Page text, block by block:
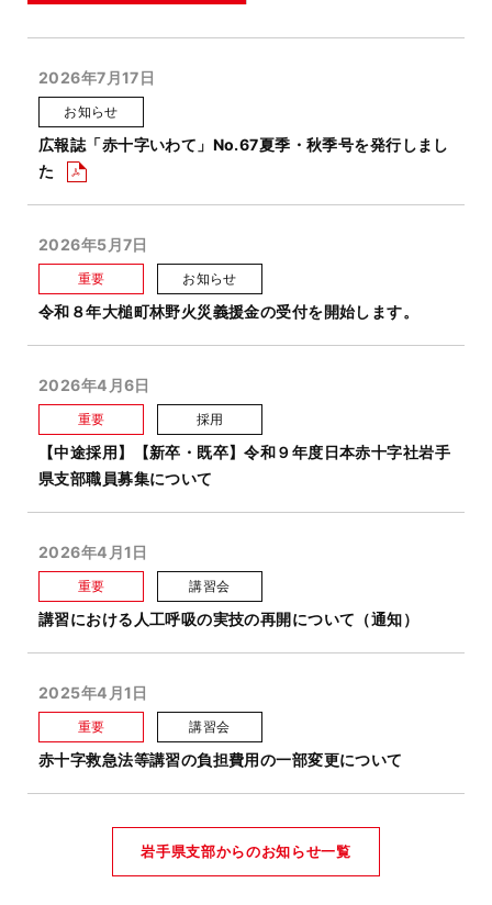
2026年7月17日
お知らせ
広報誌「赤十字いわて」No.67夏季・秋季号を発行しまし
た
2026年5月7日
重要 お知らせ
令和８年大槌町林野火災義援金の受付を開始します。
2026年4月6日
重要 採用
【中途採用】【新卒・既卒】令和９年度日本赤十字社岩手
県支部職員募集について
2026年4月1日
重要 講習会
講習における人工呼吸の実技の再開について（通知）
2025年4月1日
重要 講習会
赤十字救急法等講習の負担費用の一部変更について
岩手県支部からのお知らせ一覧